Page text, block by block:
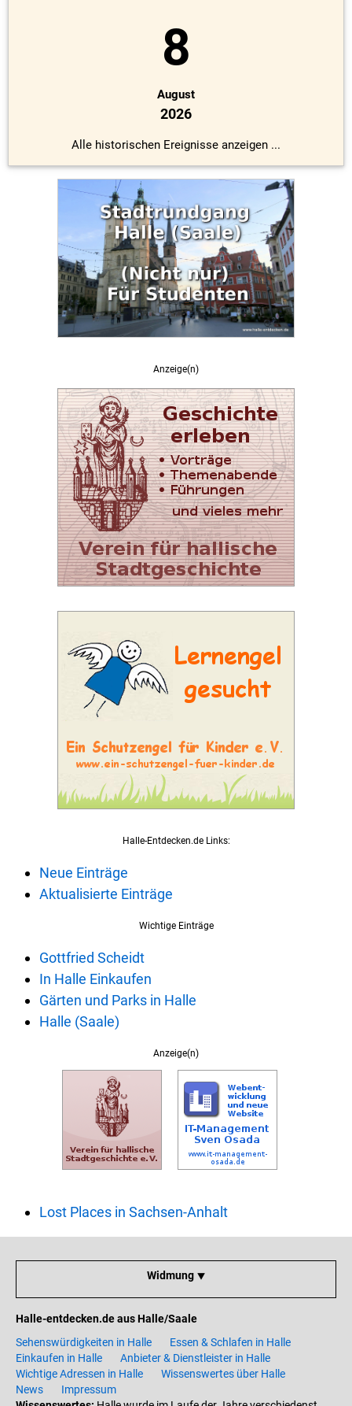
8
August
2026
Alle historischen Ereignisse anzeigen ...
Anzeige(n)
Halle-Entdecken.de Links:
Neue Einträge
Aktualisierte Einträge
Wichtige Einträge
Gottfried Scheidt
In Halle Einkaufen
Gärten und Parks in Halle
Halle (Saale)
Anzeige(n)
Lost Places in Sachsen-Anhalt
Widmung ⯆
Halle-entdecken.de aus Halle/Saale
Sehenswürdigkeiten in Halle
Essen & Schlafen in Halle
Einkaufen in Halle
Anbieter & Dienstleister in Halle
Wichtige Adressen in Halle
Wissenswertes über Halle
News
Impressum